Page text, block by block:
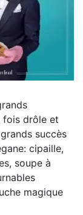
fois drôle et
succès
cipaille,
soupe à
magique